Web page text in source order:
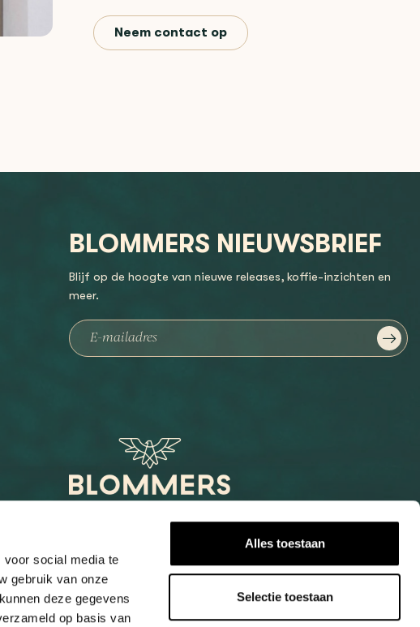
social media te
gebruik van onze
deze gegevens
op basis van
Alles toestaan
Selectie toestaan
Neem contact op
BLOMMERS NIEUWSBRIEF
Blijf op de hoogte van nieuwe releases, koffie-inzichten en
meer.
info@blommers.coffee